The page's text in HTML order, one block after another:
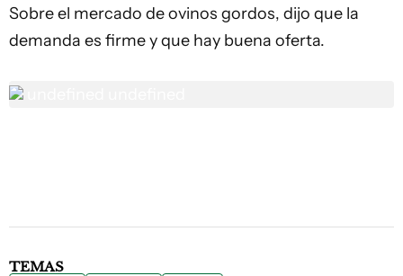
Sobre el mercado de ovinos gordos, dijo que la
demanda es firme y que hay buena oferta.
TEMAS